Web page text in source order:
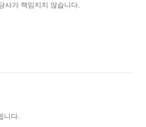
사가 책임지지 않습니다.
니다.